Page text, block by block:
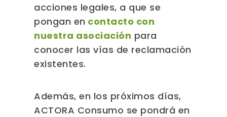
acciones legales, a que se
pongan en contacto con
nuestra asociación para
conocer las vías de reclamación
existentes.
Además, en los próximos días,
ACTORA Consumo se pondrá en